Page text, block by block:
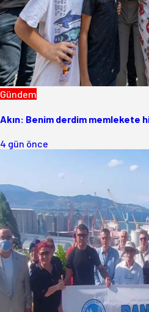
Gündem
Akın: Benim derdim memlekete
4 gün önce